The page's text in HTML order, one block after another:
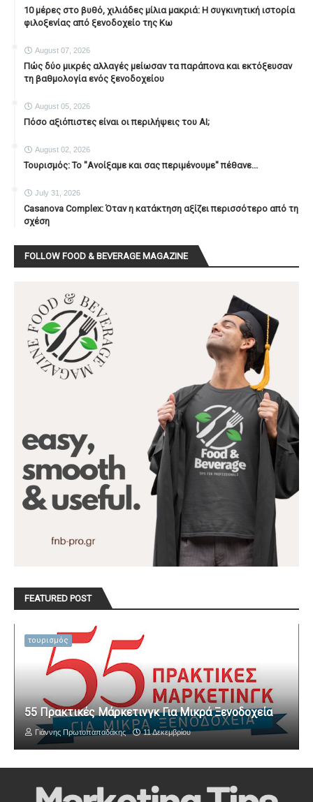
10 μέρες στο βυθό, χιλιάδες μίλια μακριά: Η συγκινητική ιστορία
φιλοξενίας από ξενοδοχείο της Κω
August 07, 2026
Πώς δύο μικρές αλλαγές μείωσαν τα παράπονα και εκτόξευσαν
τη βαθμολογία ενός ξενοδοχείου
August 05, 2026
Πόσο αξιόπιστες είναι οι περιλήψεις του ΑΙ;
August 02, 2026
Τουρισμός: Το "Ανοίξαμε και σας περιμένουμε" πέθανε...
July 31, 2026
Casanova Complex: Όταν η κατάκτηση αξίζει περισσότερο από τη
σχέση
FOLLOW FOOD & BEVERAGE MAGAZINE
FEATURED POST
τουρισμός
55 Πρακτικές Μάρκετινγκ Για Μικρά Ξενοδοχεία
Γιάννης Πρωτοπαπαδάκης 11 Δεκεμβρίου